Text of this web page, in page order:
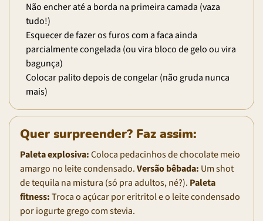
Não encher até a borda na primeira camada (vaza
tudo!)
Esquecer de fazer os furos com a faca ainda
parcialmente congelada (ou vira bloco de gelo ou vira
bagunça)
Colocar palito depois de congelar (não gruda nunca
mais)
Quer surpreender? Faz assim:
Paleta explosiva:Coloca pedacinhos de chocolate meio
amargo no leite condensado.Versão bêbada: Um shot
de tequila na mistura (só pra adultos, né?). Paleta
fitness:Troca o açúcar por eritritol e o leite condensado
por iogurte grego com stevia.